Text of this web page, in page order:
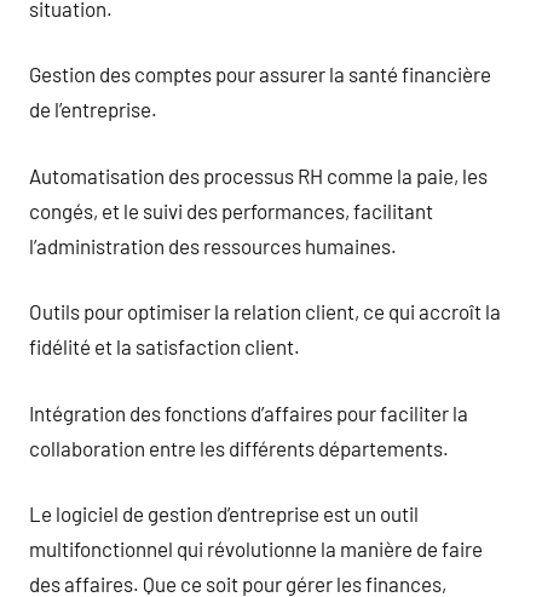
situation.
Gestion des comptes pour assurer la santé financière
de l’entreprise.
Automatisation des processus RH comme la paie, les
congés, et le suivi des performances, facilitant
l’administration des ressources humaines.
Outils pour optimiser la relation client, ce qui accroît la
fidélité et la satisfaction client.
Intégration des fonctions d’affaires pour faciliter la
collaboration entre les différents départements.
Le logiciel de gestion d’entreprise est un outil
multifonctionnel qui révolutionne la manière de faire
des affaires. Que ce soit pour gérer les finances,